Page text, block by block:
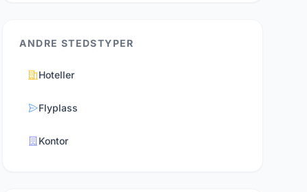
ANDRE STEDSTYPER
Hoteller
Flyplass
Kontor